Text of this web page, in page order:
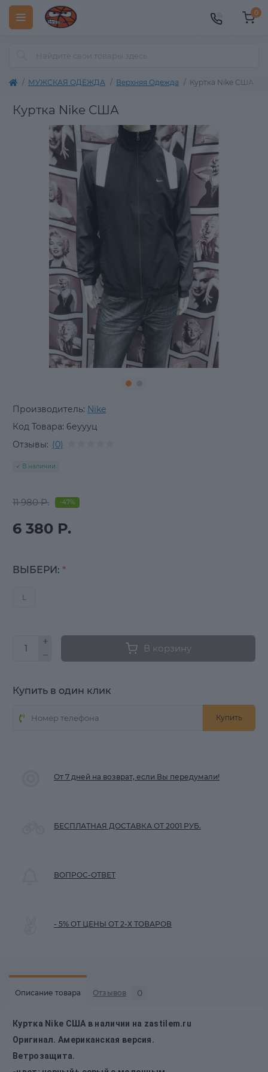
0
МУЖСКАЯ ОДЕЖДА Верхняя Одежда Куртка Nike США
Куртка Nike США
Производитель: Nike
Код Товара: 6еуууц
Отзывы: (0)
В наличии
11 980 Р. -47%
6 380 Р.
ВЫБЕРИ: *
L
В корзину
Купить в один клик
Купить
От 7 дней на возврат, если Вы передумали!
БЕСПЛАТНАЯ ДОСТАВКА ОТ 2001 РУБ.
ВОПРОС-ОТВЕТ
- 5% ОТ ЦЕНЫ ОТ 2-Х ТОВАРОВ
Описание товара Отзывов 0
Куртка Nike США в наличии на zastilem.ru
Оригинал. Американская версия.
Ветрозащита.